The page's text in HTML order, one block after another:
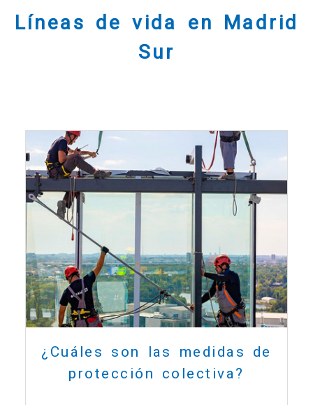
Líneas de vida en Madrid
Sur
¿Cuáles son las medidas de
protección colectiva?